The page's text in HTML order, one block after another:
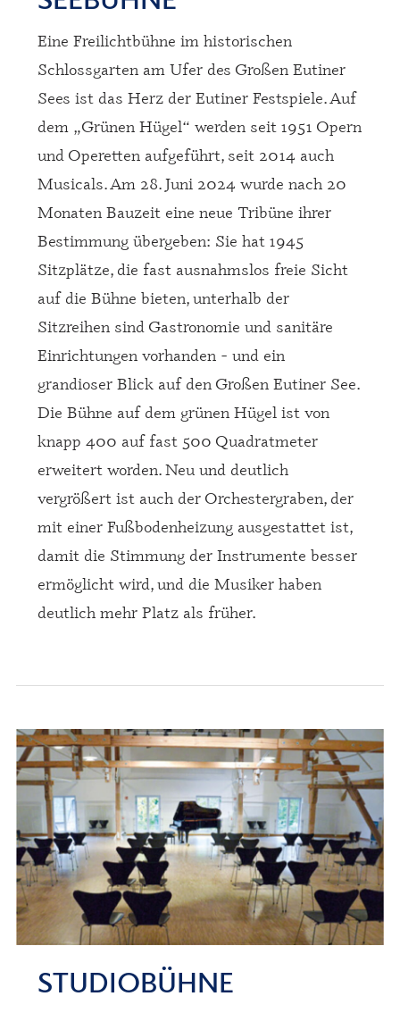
Eine Freilichtbühne im historischen
Schlossgarten am Ufer des Großen Eutiner
Sees ist das Herz der Eutiner Festspiele. Auf
dem „Grünen Hügel“ werden seit 1951 Opern
und Operetten aufgeführt, seit 2014 auch
Musicals. Am 28. Juni 2024 wurde nach 20
Monaten Bauzeit eine neue Tribüne ihrer
Bestimmung übergeben: Sie hat 1945
Sitzplätze, die fast ausnahmslos freie Sicht
auf die Bühne bieten, unterhalb der
Sitzreihen sind Gastronomie und sanitäre
Einrichtungen vorhanden - und ein
grandioser Blick auf den Großen Eutiner See.
Die Bühne auf dem grünen Hügel ist von
knapp 400 auf fast 500 Quadratmeter
erweitert worden. Neu und deutlich
vergrößert ist auch der Orchestergraben, der
mit einer Fußbodenheizung ausgestattet ist,
damit die Stimmung der Instrumente besser
ermöglicht wird, und die Musiker haben
deutlich mehr Platz als früher.
STUDIOBÜHNE